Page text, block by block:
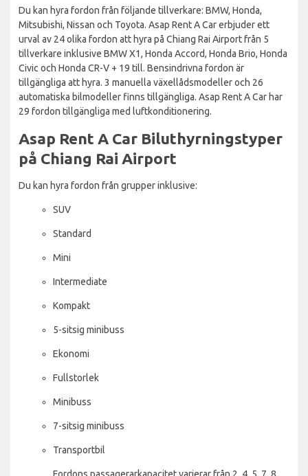
Du kan hyra fordon från följande tillverkare: BMW, Honda,
Mitsubishi, Nissan och Toyota. Asap Rent A Car erbjuder ett
urval av 24 olika fordon att hyra på Chiang Rai Airport från 5
tillverkare inklusive BMW X1, Honda Accord, Honda Brio, Honda
Civic och Honda CR-V + 19 till. Bensindrivna fordon är
tillgängliga att hyra. 3 manuella växellådsmodeller och 26
automatiska bilmodeller finns tillgängliga. Asap Rent A Car har
29 fordon tillgängliga med luftkonditionering.
Asap Rent A Car Biluthyrningstyper
på Chiang Rai Airport
Du kan hyra fordon från grupper inklusive:
SUV
Standard
Mini
Intermediate
Kompakt
5-sitsig minibuss
Ekonomi
Fullstorlek
Minibuss
7-sitsig minibuss
Transportbil
Fordons passagerarkapacitet varierar från 2, 4, 5, 7, 8,